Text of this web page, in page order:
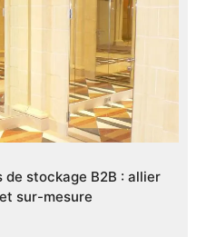
de stockage B2B : allier
sur-mesure